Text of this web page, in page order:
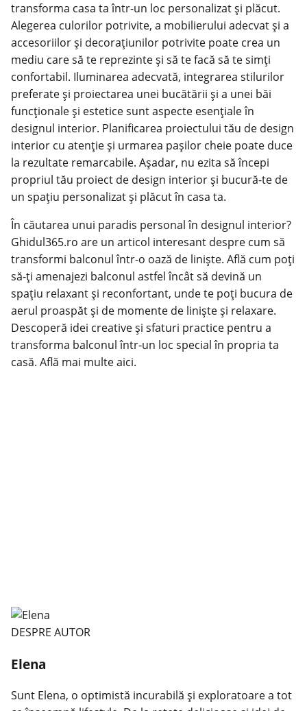
transforma casa ta într-un loc personalizat și plăcut.
Alegerea culorilor potrivite, a mobilierului adecvat și a
accesoriilor și decorațiunilor potrivite poate crea un
mediu care să te reprezinte și să te facă să te simți
confortabil. Iluminarea adecvată, integrarea stilurilor
preferate și proiectarea unei bucătării și a unei băi
funcționale și estetice sunt aspecte esențiale în
designul interior. Planificarea proiectului tău de design
interior cu atenție și urmarea pașilor cheie poate duce
la rezultate remarcabile. Așadar, nu ezita să începi
propriul tău proiect de design interior și bucură-te de
un spațiu personalizat și plăcut în casa ta.
În căutarea unui paradis personal în designul interior?
Ghidul365.ro are un articol interesant despre cum să
transformi balconul într-o oază de liniște. Află cum poți
să-ți amenajezi balconul astfel încât să devină un
spațiu relaxant și reconfortant, unde te poți bucura de
aerul proaspăt și de momente de liniște și relaxare.
Descoperă idei creative și sfaturi practice pentru a
transforma balconul într-un loc special în propria ta
casă. Află mai multe aici.
DESPRE AUTOR
Elena
Sunt Elena, o optimistă incurabilă și exploratoare a tot